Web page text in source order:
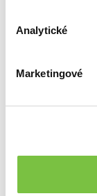
Analytické
Marketingové